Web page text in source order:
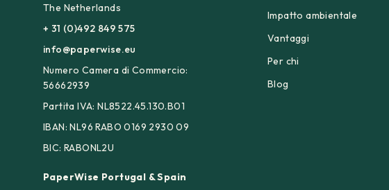
The Netherlands
+ 31 (0)492 849 575
info@paperwise.eu
Numero Camera di Commercio:
56662939
Partita IVA: NL8522.45.130.B01
IBAN: NL96 RABO 0169 2930 09
BIC: RABONL2U
PaperWise Portugal & Spain
Impatto ambientale
Vantaggi
Per chi
Blog